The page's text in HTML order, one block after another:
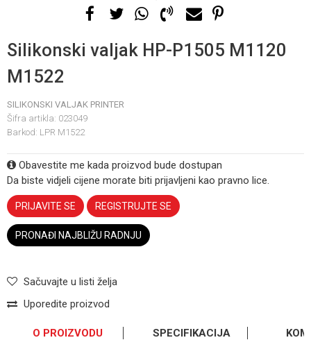
Silikonski valjak HP-P1505 M1120
M1522
SILIKONSKI VALJAK PRINTER
Šifra artikla: 023049
Barkod: LPR M1522
Obavestite me kada proizvod bude dostupan
Da biste vidjeli cijene morate biti prijavljeni kao pravno lice.
PRIJAVITE SE REGISTRUJTE SE
PRONAĐI NAJBLIŽU RADNJU
Sačuvajte u listi želja
Uporedite proizvod
O PROIZVODU SPECIFIKACIJA